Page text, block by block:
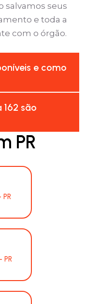
salvamos seus
e toda a
com o órgão.
e como
são
PR
PR